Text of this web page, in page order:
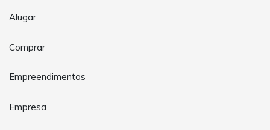
Alugar
Comprar
Empreendimentos
Empresa